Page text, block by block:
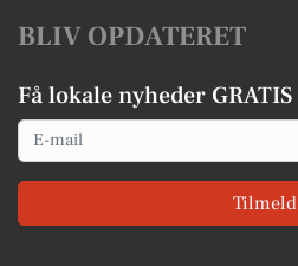
BLIV OPDATERET
Få lokale nyheder GRATIS
Email
Tilmeld